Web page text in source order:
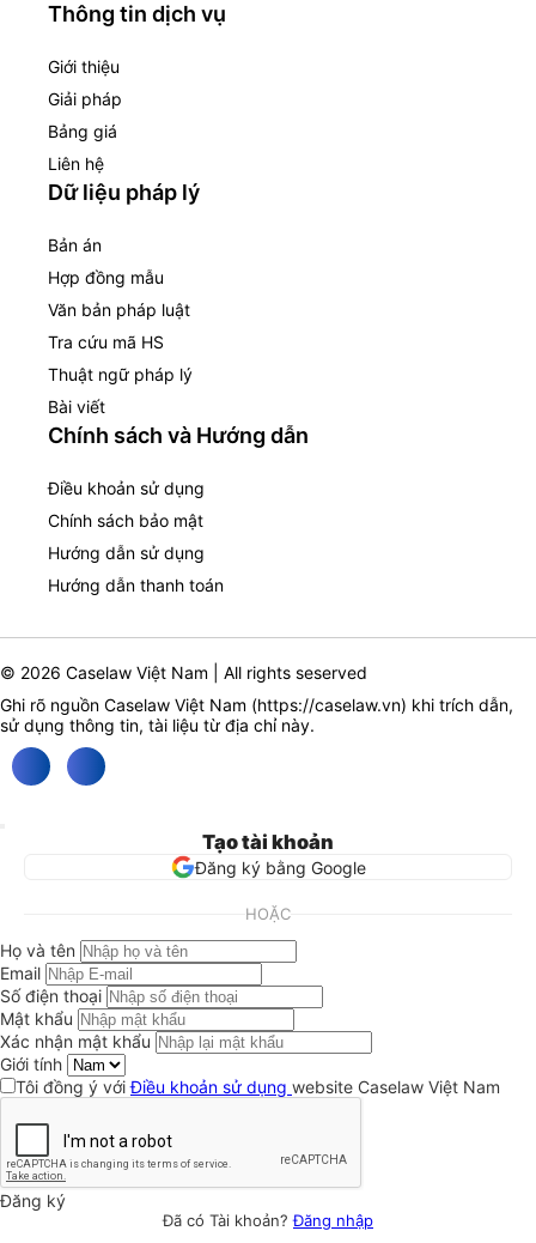
Thông tin dịch vụ
Giới thiệu
Giải pháp
Bảng giá
Liên hệ
Dữ liệu pháp lý
Bản án
Hợp đồng mẫu
Văn bản pháp luật
Tra cứu mã HS
Thuật ngữ pháp lý
Bài viết
Chính sách và Hướng dẫn
Điều khoản sử dụng
Chính sách bảo mật
Hướng dẫn sử dụng
Hướng dẫn thanh toán
© 2026 Caselaw Việt Nam | All rights seserved
Ghi rõ nguồn Caselaw Việt Nam (https://caselaw.vn) khi trích dẫn,
sử dụng thông tin, tài liệu từ địa chỉ này.
Tạo tài khoản
Đăng ký bằng Google
HOẶC
Họ và tên
Email
Số điện thoại
Mật khẩu
Xác nhận mật khẩu
Giới tính
Tôi đồng ý vớiĐiều khoản sử dụng website Caselaw Việt Nam
Đăng ký
Đã có Tài khoản?Đăng nhập